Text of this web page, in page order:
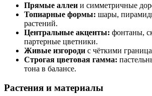
Прямые аллеи и симметричные
Топиарные формы: шары,
растений.
Центральные акценты: фонтаны,
партерные цветники.
Живые изгороди с чёткими
Строгая цветовая гамма:
тона в балансе.
Растения и материалы